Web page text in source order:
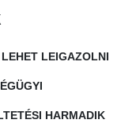
LEIGAZOLNI
HARMADIK